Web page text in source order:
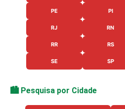
PE PI
RJ RN
RR RS
SE SP
🏙️ Pesquisa por Cidade